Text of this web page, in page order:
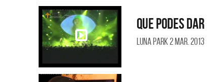
Que podes dar
Luna Park 2 Mar. 2013